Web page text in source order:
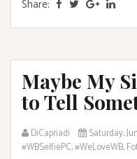
Share:
Maybe My
to Tell
DiCapriadi Saturday,
#WBSelfiePC,#WeLoveWB,